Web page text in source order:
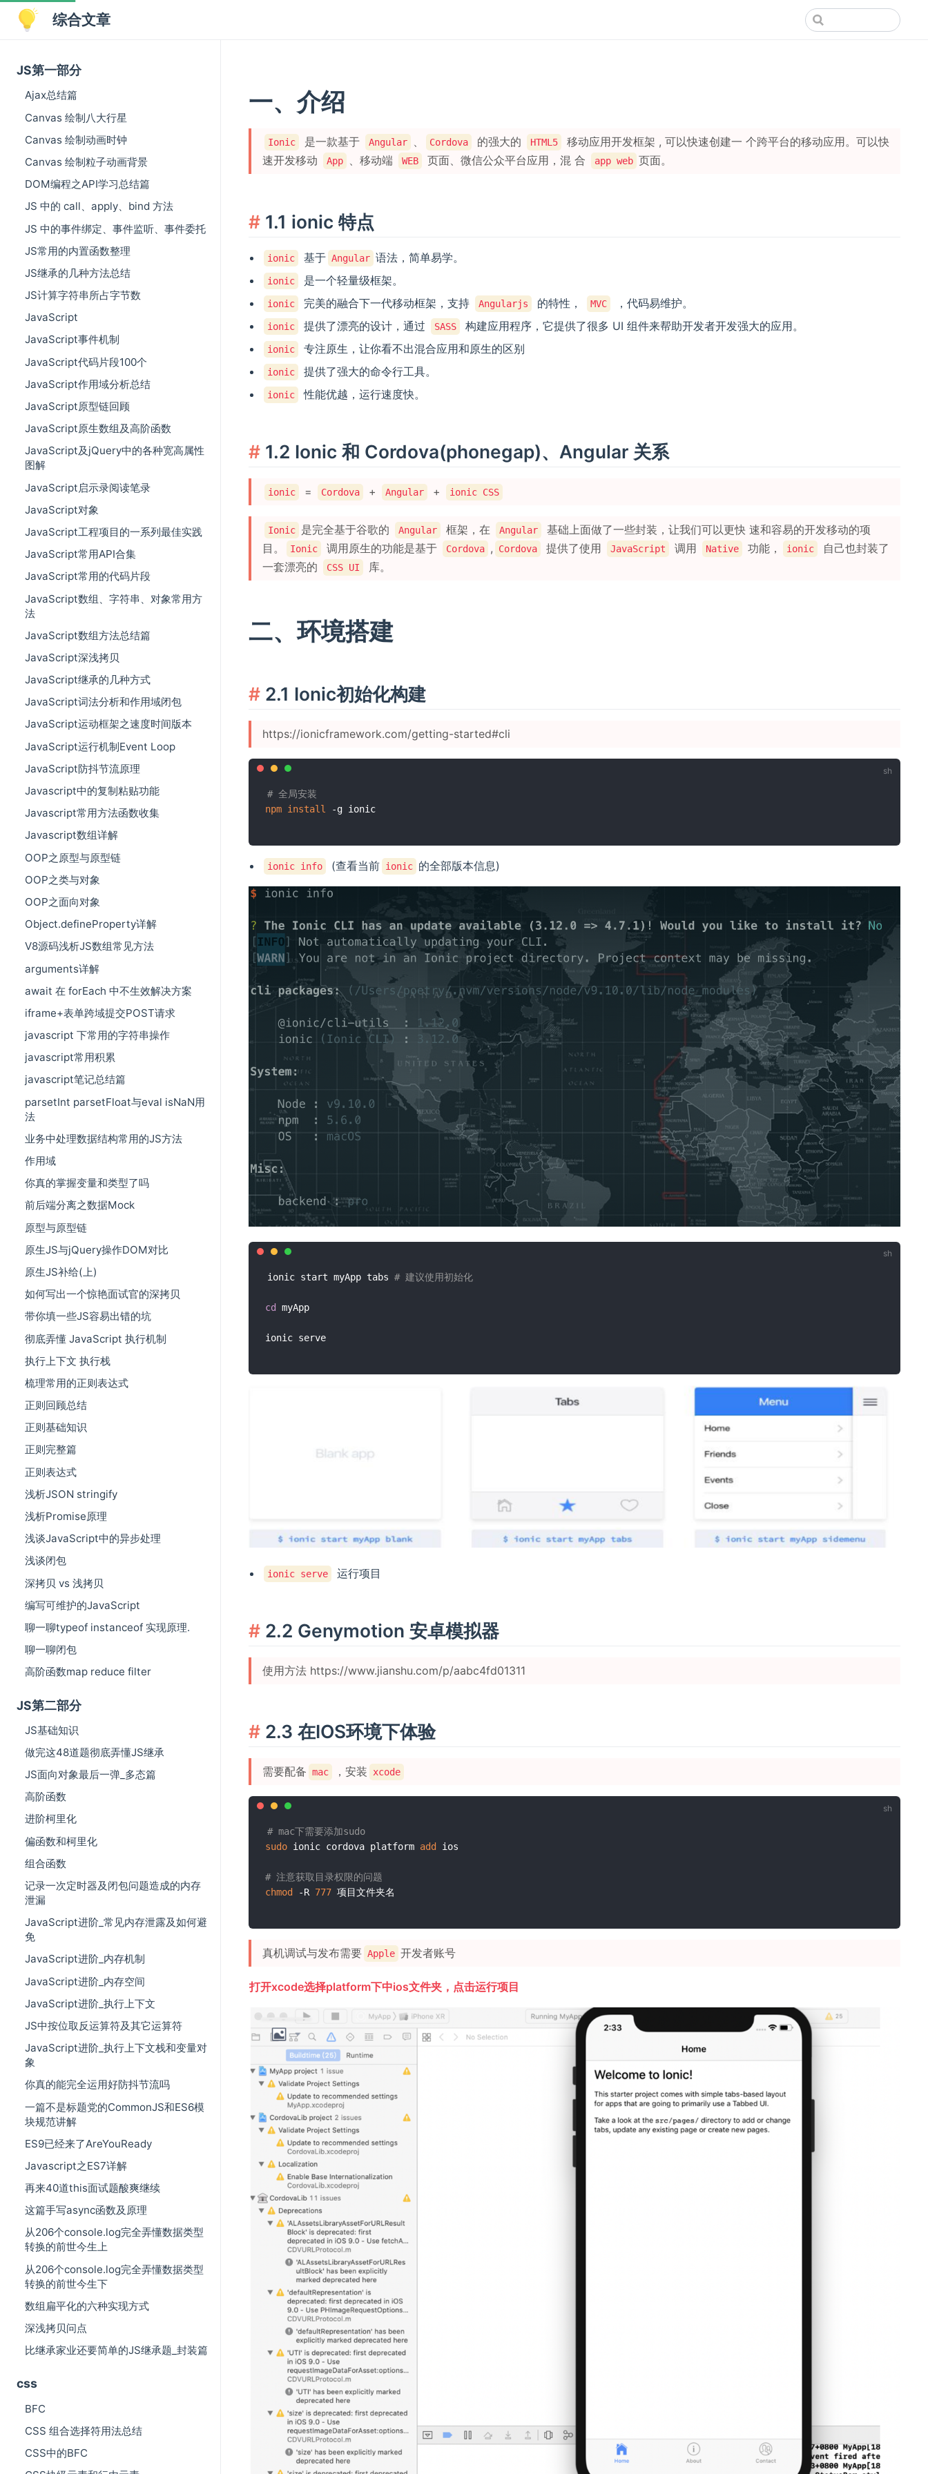
综合文章
JS第一部分
Ajax总结篇
Canvas 绘制八大行星
Canvas 绘制动画时钟
Canvas 绘制粒子动画背景
DOM编程之API学习总结篇
JS 中的 call、apply、bind 方法
JS 中的事件绑定、事件监听、事件委托
JS常用的内置函数整理
JS继承的几种方法总结
JS计算字符串所占字节数
JavaScript
JavaScript事件机制
JavaScript代码片段100个
JavaScript作用域分析总结
JavaScript原型链回顾
JavaScript原生数组及高阶函数
JavaScript及jQuery中的各种宽高属性
图解
JavaScript启示录阅读笔录
JavaScript对象
JavaScript工程项目的一系列最佳实践
JavaScript常用API合集
JavaScript常用的代码片段
JavaScript数组、字符串、对象常用方
法
JavaScript数组方法总结篇
JavaScript深浅拷贝
JavaScript继承的几种方式
JavaScript词法分析和作用域闭包
JavaScript运动框架之速度时间版本
JavaScript运行机制Event Loop
JavaScript防抖节流原理
Javascript中的复制粘贴功能
Javascript常用方法函数收集
Javascript数组详解
OOP之原型与原型链
OOP之类与对象
OOP之面向对象
Object.defineProperty详解
V8源码浅析JS数组常见方法
arguments详解
await 在 forEach 中不生效解决方案
iframe+表单跨域提交POST请求
javascript 下常用的字符串操作
javascript常用积累
javascript笔记总结篇
parsetInt parsetFloat与eval isNaN用
法
业务中处理数据结构常用的JS方法
作用域
你真的掌握变量和类型了吗
前后端分离之数据Mock
原型与原型链
原生JS与jQuery操作DOM对比
原生JS补给(上)
如何写出一个惊艳面试官的深拷贝
带你填一些JS容易出错的坑
彻底弄懂 JavaScript 执行机制
执行上下文 执行栈
梳理常用的正则表达式
正则回顾总结
正则基础知识
正则完整篇
正则表达式
浅析JSON stringify
浅析Promise原理
浅谈JavaScript中的异步处理
浅谈闭包
深拷贝 vs 浅拷贝
编写可维护的JavaScript
聊一聊typeof instanceof 实现原理.
聊一聊闭包
高阶函数map reduce filter
JS第二部分
JS基础知识
做完这48道题彻底弄懂JS继承
JS面向对象最后一弹_多态篇
高阶函数
进阶柯里化
偏函数和柯里化
组合函数
记录一次定时器及闭包问题造成的内存
泄漏
JavaScript进阶_常见内存泄露及如何避
免
JavaScript进阶_内存机制
JavaScript进阶_内存空间
JavaScript进阶_执行上下文
JS中按位取反运算符及其它运算符
JavaScript进阶_执行上下文栈和变量对
象
你真的能完全运用好防抖节流吗
一篇不是标题党的CommonJS和ES6模
块规范讲解
ES9已经来了AreYouReady
Javascript之ES7详解
再来40道this面试题酸爽继续
这篇手写async函数及原理
从206个console.log完全弄懂数据类型
转换的前世今生上
从206个console.log完全弄懂数据类型
转换的前世今生下
数组扁平化的六种实现方式
深浅拷贝问点
比继承家业还要简单的JS继承题_封装篇
css
BFC
CSS 组合选择符用法总结
CSS中的BFC
一、介绍
Ionic 是一款基于 Angular 、 Cordova 的强大的 HTML5
移动应用开发框架 , 可以快速创建一 个跨平台的移动应用。可以快
速开发移动
App 、移动端 WEB 页面、微信公众平台应用，混 合 app web 页面。
1.1 ionic 特点
ionic 基于 Angular 语法，简单易学。
ionic 是一个轻量级框架。
ionic 完美的融合下一代移动框架，支持 Angularjs 的特性， MVC ，代码易维护。
ionic 提供了漂亮的设计，通过 SASS 构建应用程序，它提供了很多 UI 组件来帮助开发者开发强大的应用。
ionic 专注原生，让你看不出混合应用和原生的区别
ionic 提供了强大的命令行工具。
ionic 性能优越，运行速度快。
1.2 Ionic 和 Cordova(phonegap)、Angular 关系
ionic = Cordova + Angular + ionic CSS
Ionic 是完全基于谷歌的 Angular 框架，在 Angular
基础上面做了一些封装，让我们可以更快 速和容易的开发移动的项
目。
Ionic 调用原生的功能是基于 Cordova , Cordova 提供了使用 JavaScript 调用 Native 功能， ionic
自己也封装了
一套漂亮的
CSS UI 库。
二、环境搭建
2.1 Ionic初始化构建
https://ionicframework.com/getting-started#cli
# 全局安装
npm install
ionic info (查看当前 ionic 的全部版本信息)
ionic start myApp tabs # 建议使用初始化
cd myApp
ionic serve 运行项目
2.2 Genymotion 安卓模拟器
使用方法 https://www.jianshu.com/p/aabc4fd01311
2.3 在IOS环境下体验
需要配备 mac ，安装 xcode
# mac下需要添加sudo
sudo ionic cordova platform add ios
# 注意获取目录权限的问题
chmod
-R 777
真机调试与发布需要 Apple 开发者账号
打开xcode选择platform下中ios文件夹，点击运行项目